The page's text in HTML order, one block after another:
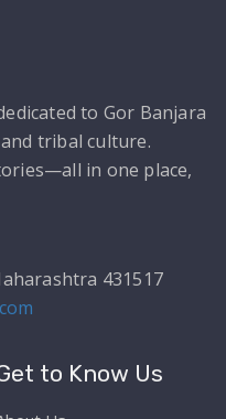
to Gor Banjara
tribal culture.
in one place,
431517
to Know Us